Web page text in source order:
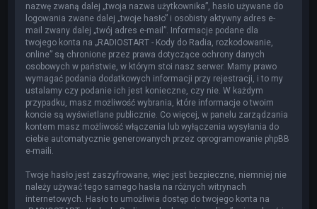
nazwę zwaną dalej „twoja nazwa użytkownika”, hasło używane do
logowania zwane dalej „twoje hasło” i osobisty aktywny adres e-
mail zwany dalej „twój adres e-mail”. Informacje podane dla
twojego konta na „RADIOSTART - Kody do Radia, rozkodowanie,
online” są chronione przez prawa dotyczące ochrony danych
osobowych w państwie, w którym stoi nasz serwer. Mamy prawo
wymagać podania dodatkowych informacji przy rejestracji, i to my
ustalamy czy podanie ich jest konieczne, czy nie. W każdym
przypadku, masz możliwość wybrania, które informacje o twoim
koncie są wyświetlane publicznie. Co więcej, w panelu zarządzania
kontem masz możliwość włączenia lub wyłączenia wysyłania do
ciebie automatycznie generowanych przez oprogramowanie phpBB
e-maili.
Twoje hasło jest zaszyfrowane, więc jest bezpieczne, niemniej nie
należy używać tego samego hasła na różnych witrynach
internetowych. Hasło to umożliwia dostęp do twojego konta na